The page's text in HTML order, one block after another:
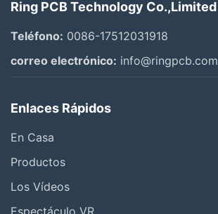
Ring PCB Technology Co.,Limited
Teléfono: 0086-17512031918
correo electrónico: info@ringpcb.com
Enlaces Rápidos
En Casa
Productos
Los Vídeos
Espectáculo VR